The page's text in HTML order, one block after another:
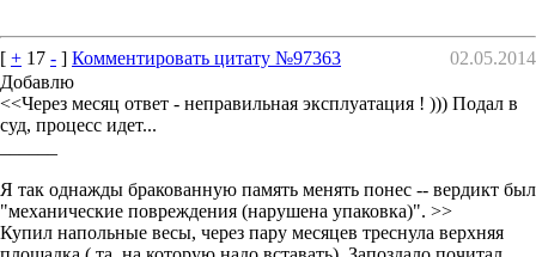
[ + 17 - ] Комментировать цитату №97363
02.05.2014
Добавлю
<<Через месяц ответ - неправильная эксплуатация ! ))) Подал в
суд, процесс идет...
Я так однажды бракованную память менять понес -- вердикт был
"механические повреждения (нарушена упаковка)". >>
Купил напольные весы, через пару месяцев треснула верхняя